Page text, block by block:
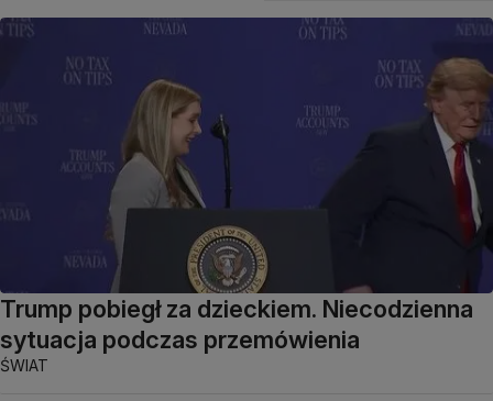
Trump pobiegł za dzieckiem. Niecodzienna
sytuacja podczas przemówienia
ŚWIAT